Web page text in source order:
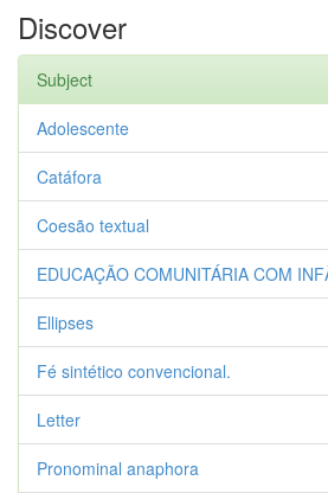
Discover
Subject
Adolescente
Catáfora
Coesão textual
EDUCAÇÃO COMUNITÁRIA COM
Ellipses
Fé sintético convencional.
Letter
Pronominal anaphora